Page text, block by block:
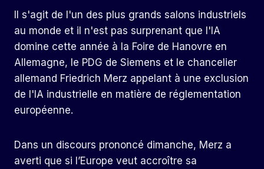
Il s'agit de l'un des plus grands salons industriels
au monde et il n'est pas surprenant que l'IA
domine cette année à la Foire de Hanovre en
Allemagne, le PDG de Siemens et le chancelier
allemand Friedrich Merz appelant à une exclusion
de l'IA industrielle en matière de réglementation
européenne.
Dans un discours prononcé dimanche, Merz a
averti que si l’Europe veut accroître sa